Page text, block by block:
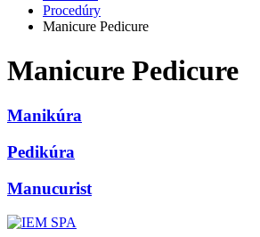
Procedúry
Manicure Pedicure
Manicure Pedicure
Manikúra
Pedikúra
Manucurist